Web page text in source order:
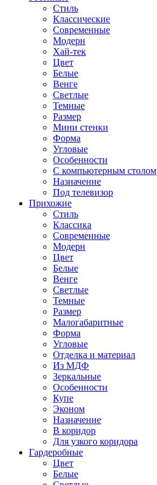
Стиль
Классические
Современные
Модерн
Хай-тек
Цвет
Белые
Венге
Светлые
Темные
Размер
Мини стенки
Форма
Угловые
Особенности
С компьютерным столом
Назначение
Под телевизор
Прихожие
Стиль
Классика
Современные
Модерн
Цвет
Белые
Венге
Светлые
Темные
Размер
Малогабаритные
Форма
Угловые
Отделка и материал
Из МДФ
Зеркальные
Особенности
Купе
Эконом
Назначение
В коридор
Для узкого коридора
Гардеробные
Цвет
Белые